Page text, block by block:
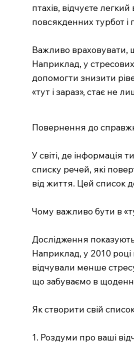
птахів, відчуєте
повсякденних турбот
Важливо враховувати,
Наприклад, у
допомогти знизити
«тут і зараз», стає не
Повернення до
У світі, де інформація
списку речей, які
від життя. Цей список
Чому важливо бути в
Дослідження
Наприклад, у 2010 році
відчували менше
що забуваємо в
Як створити свій
1. Роздуми про ваші